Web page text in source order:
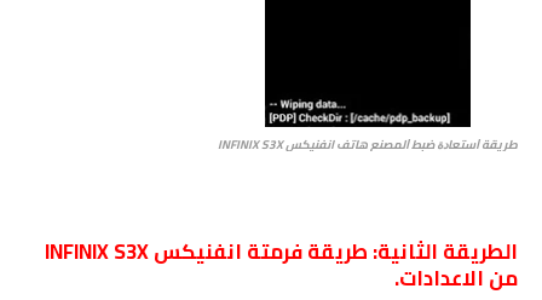
ﻃﺮﻳﻘﺔ ﺍﺳﺘﻌﺎﺩﺓ ﺿﺒﻂ ﺍﻟﻤﺼﻨﻊ هاتف انفنيكس INFINIX S3X
الطريقة الثانية: طريقة فرمتة انفنيكس INFINIX S3X
من الاعدادات.